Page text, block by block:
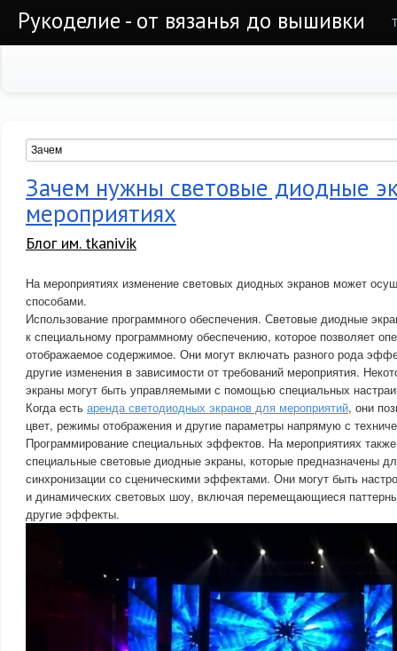
Рукоделие - от вязанья до вышивки
Зачем нужны световые диодные
мероприятиях
Блог им. tkanivik
На мероприятиях изменение световых диодных экранов может
способами.
Использование программного обеспечения. Световые диодные
к специальному программному обеспечению, которое позволяет
отображаемое содержимое. Они могут включать разного рода
другие изменения в зависимости от требований мероприятия.
экраны могут быть управляемыми с помощью специальных
Когда есть аренда светодиодных экранов для мероприятий, они
цвет, режимы отображения и другие параметры напрямую с
Программирование специальных эффектов. На мероприятиях
специальные световые диодные экраны, которые предназначены
синхронизации со сценическими эффектами. Они могут быть
и динамических световых шоу, включая перемещающиеся
другие эффекты.